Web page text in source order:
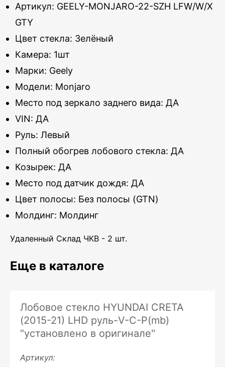
Артикул: GEELY-MONJARO-22-SZH LFW/W/X
GTY
Цвет стекла: Зелёный
Камера: 1шт
Марки: Geely
Модели: Monjaro
Место под зеркало заднего вида: ДА
VIN: ДА
Руль: Левый
Полный обогрев лобового стекла: ДА
Козырек: ДА
Место под датчик дождя: ДА
Цвет полосы: Без полосы (GTN)
Молдинг: Молдинг
Удаленный Склад ЧКВ - 2 шт.
Еще в каталоге
Лобовое стекло HYUNDAI CRETA
(2015-21) LHD руль-V-C-P(mb)
"установлено в оригинале"
Артикул: